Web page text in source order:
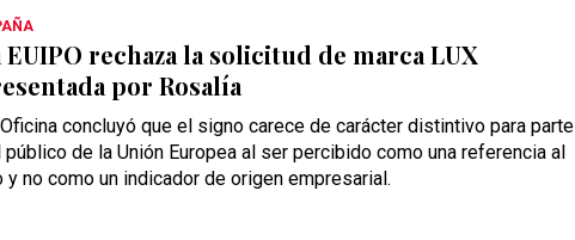
EUIPO rechaza la solicitud de marca LUX
por Rosalía
Oficina concluyó que el signo carece de carácter distintivo para parte
público de la Unión Europea al ser percibido como una referencia al
y no como un indicador de origen empresarial.